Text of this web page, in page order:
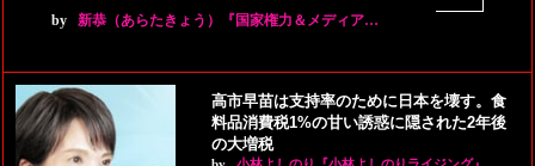
by 新恭（あらたきょう）『国家権力＆メディア…
高市早苗は支持率のために日本を壊す。食
料品消費税1%の甘い誘惑に隠された2年後
の大増税